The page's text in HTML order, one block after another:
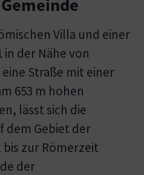
Villa und einer
in der Nähe von
Straße mit einer
653 m hohen
lässt sich die
dem Gebiet der
zur Römerzeit
der